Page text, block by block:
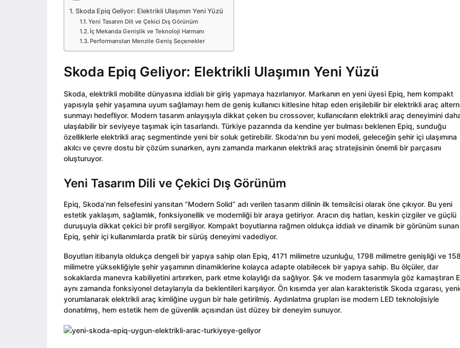
Skoda Epiq Geliyor: Elektrikli Ulaşımın Yeni Yüzü
Yeni Tasarım Dili ve Çekici Dış Görünüm
İç Mekanda Genişlik ve Teknoloji Harmanı
Performanstan Menzile Geniş Seçenekler
Skoda Epiq Geliyor: Elektrikli Ulaşımın Yeni Yüzü
Skoda, elektrikli mobilite dünyasına iddialı bir giriş yapmaya hazırlanıyor. Markanın en yeni üyesi Epiq, hem kompakt
yapısıyla şehir yaşamına uyum sağlamayı hem de geniş kullanıcı kitlesine hitap eden erişilebilir bir elektrikli araç
sunmayı hedefliyor. Modern tasarım anlayışıyla dikkat çeken bu crossover, kullanıcıların elektrikli araç deneyimini
ulaşılabilir bir seviyeye taşımak için tasarlandı. Türkiye pazarında da kendine yer bulması beklenen Epiq, sunduğu
özelliklerle elektrikli araç segmentinde yeni bir soluk getirebilir. Skoda’nın bu yeni modeli, geleceğin şehir içi ulaşımına
akılcı ve çevre dostu bir çözüm sunarken, aynı zamanda markanın elektrikli araç stratejisinin önemli bir parçasını
oluşturuyor.
Yeni Tasarım Dili ve Çekici Dış Görünüm
Epiq, Skoda’nın felsefesini yansıtan “Modern Solid” adı verilen tasarım dilinin ilk temsilcisi olarak öne çıkıyor. Bu yeni
estetik yaklaşım, sağlamlık, fonksiyonellik ve modernliği bir araya getiriyor. Aracın dış hatları, keskin çizgiler ve güçlü
duruşuyla dikkat çekici bir profil sergiliyor. Kompakt boyutlarına rağmen oldukça iddialı ve dinamik bir görünüm sunan
Epiq, şehir içi kullanımlarda pratik bir sürüş deneyimi vadediyor.
Boyutları itibarıyla oldukça dengeli bir yapıya sahip olan Epiq, 4171 milimetre uzunluğu, 1798 milimetre genişliği ve
milimetre yüksekliğiyle şehir yaşamının dinamiklerine kolayca adapte olabilecek bir yapıya sahip. Bu ölçüler, dar
sokaklarda manevra kabiliyetini artırırken, park etme kolaylığı da sağlıyor. Şık ve modern tasarımıyla göz kamaştıran
aynı zamanda fonksiyonel detaylarıyla da beklentileri karşılıyor. Ön kısımda yer alan karakteristik Skoda ızgarası,
yorumlanarak elektrikli araç kimliğine uygun bir hale getirilmiş. Aydınlatma grupları ise modern LED teknolojisiyle
donatılmış, hem estetik hem de güvenlik açısından üst düzey bir deneyim sunuyor.